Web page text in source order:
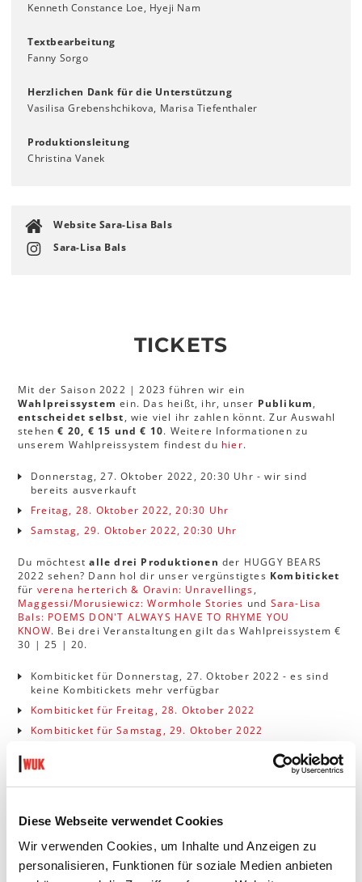
Diese Webseite verwendet Cookies
Wir verwenden Cookies, um Inhalte und Anzeigen zu
personalisieren, Funktionen für soziale Medien anbieten
Kenneth Constance Loe, Hyeji Nam
Textbearbeitung
Fanny Sorgo
Herzlichen Dank für die Unterstützung
Vasilisa Grebenshchikova, Marisa Tiefenthaler
Produktionsleitung
Christina Vanek
Website Sara-Lisa Bals
Sara-Lisa Bals
TICKETS
Mit der Saison 2022 | 2023 führen wir ein
Wahlpreissystemein. Das heißt, ihr, unser Publikum,
entscheidet selbst, wie viel ihr zahlen könnt. Zur Auswahl
stehen€ 20, € 15 und € 10. Weitere Informationen zu
unserem Wahlpreissystem findest du hier.
Donnerstag, 27. Oktober 2022, 20:30 Uhr - wir sind
bereits ausverkauft
Freitag, 28. Oktober 2022, 20:30 Uhr
Samstag, 29. Oktober 2022, 20:30 Uhr
Du möchtestalle drei Produktionender HUGGY BEARS
2022 sehen? Dann hol dir unser vergünstigtes Kombiticket
für verena herterich & Oravin: Unravellings,
Maggessi/Morusiewicz: Wormhole Stories und Sara-Lisa
Bals: POEMS DON'T ALWAYS HAVE TO RHYME YOU
KNOW. Bei drei Veranstaltungen gilt das Wahlpreissystem €
30 | 25 | 20.
Kombiticket für Donnerstag, 27. Oktober 2022 - es sind
keine Kombitickets mehr verfügbar
Kombiticket für Freitag, 28. Oktober 2022
Kombiticket für Samstag, 29. Oktober 2022
App ins WUK! Mit der
noch schneller
Karten sichern.
Kartenwünsche sowie einem Scan oder Foto
DieAbendkassa öffnet einehalbe Stunde vor